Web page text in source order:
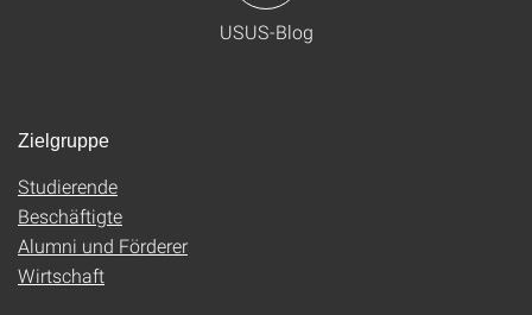
USUS-Blog
Zielgruppe
Studierende
Beschäftigte
Alumni und Förderer
Wirtschaft